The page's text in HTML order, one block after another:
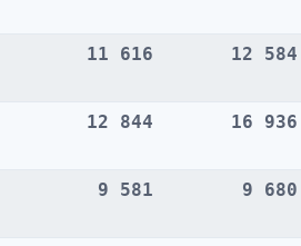
11 616 12 584
12 844 16 936
9 581 9 680